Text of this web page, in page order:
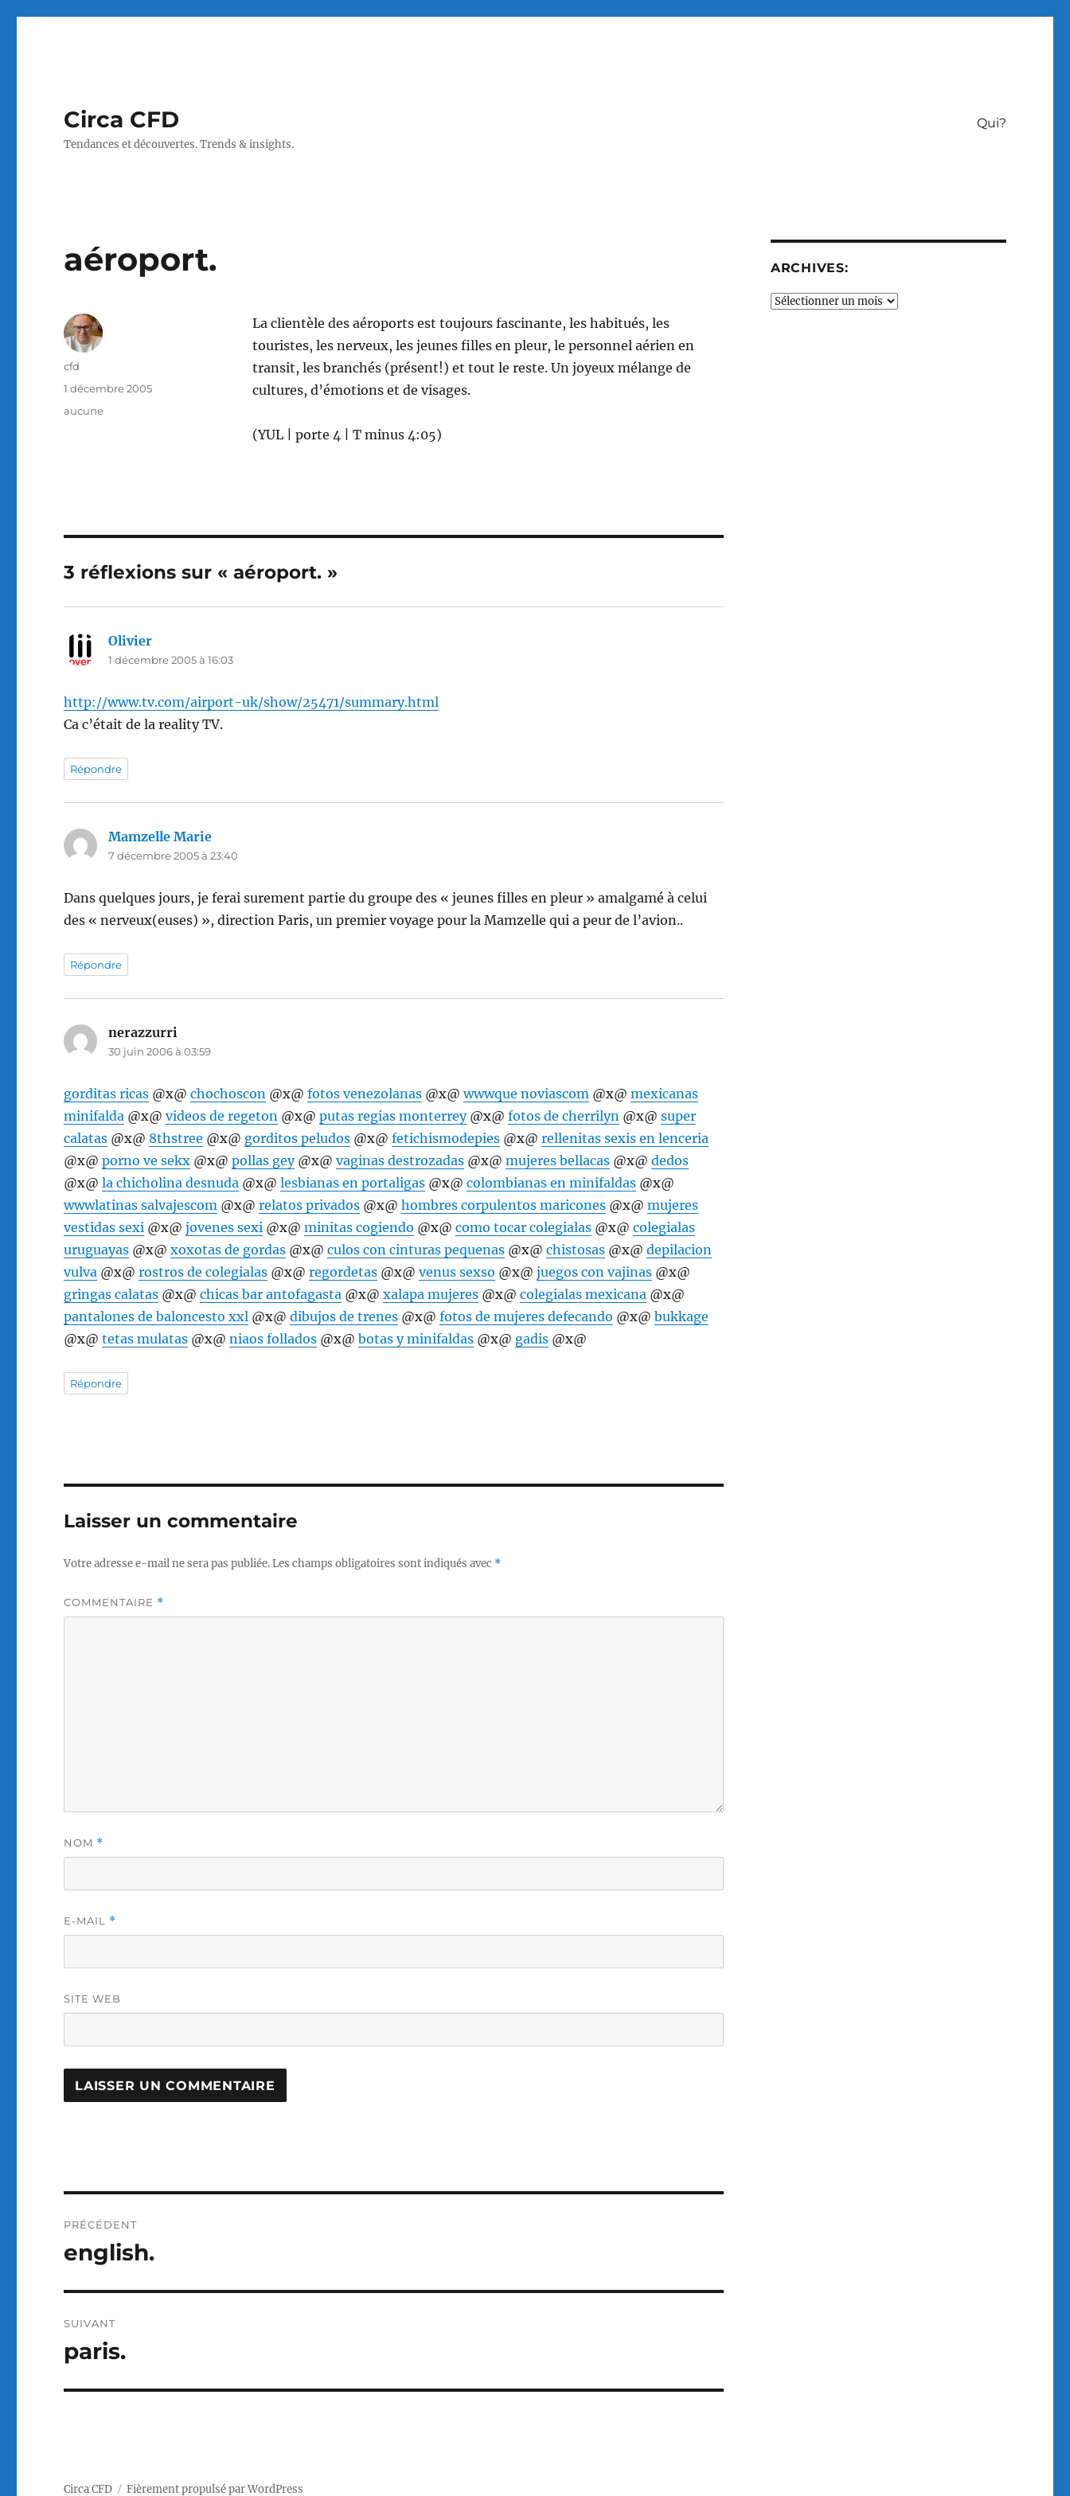
Circa CFD
Tendances et découvertes. Trends & insights.
Qui?
aéroport.
La clientèle des aéroports est toujours fascinante, les habitués, les
touristes, les nerveux, les jeunes filles en pleur, le personnel aérien en
transit, les branchés (présent!) et tout le reste. Un joyeux mélange de
cultures, d’émotions et de visages.
(YUL | porte 4 | T minus 4:05)
Auteur
cfd
Publié
1 décembre 2005
Catégories
aucune
3 réflexions sur « aéroport. »
Olivier
1 décembre 2005 à 16:03
http://www.tv.com/airport-uk/show/25471/summary.html
Ca c’était de la reality TV.
Répondre
Mamzelle Marie
7 décembre 2005 à 23:40
Dans quelques jours, je ferai surement partie du groupe des « jeunes filles en pleur » amalgamé à celui
des « nerveux(euses) », direction Paris, un premier voyage pour la Mamzelle qui a peur de l’avion..
Répondre
nerazzurri
30 juin 2006 à 03:59
gorditas ricas @x@chochoscon @x@fotos venezolanas @x@wwwque noviascom @x@mexicanas
minifalda @x@videos de regeton @x@putas regias monterrey@x@fotos de cherrilyn @x@super
calatas @x@ 8thstree @x@ gorditos peludos @x@fetichismodepies @x@rellenitas sexis en lenceria
@x@porno ve sekx @x@pollas gey@x@vaginas destrozadas @x@mujeres bellacas @x@dedos
@x@la chicholina desnuda @x@lesbianas en portaligas @x@colombianas en minifaldas @x@
wwwlatinas salvajescom @x@relatos privados @x@hombres corpulentos maricones @x@mujeres
vestidas sexi @x@jovenes sexi @x@minitas cogiendo @x@como tocar colegialas @x@colegialas
uruguayas @x@xoxotas de gordas @x@culos con cinturas pequenas @x@chistosas @x@depilacion
vulva @x@rostros de colegialas @x@regordetas @x@venus sexso @x@juegos con vajinas @x@
gringas calatas @x@chicas bar antofagasta @x@xalapa mujeres @x@colegialas mexicana @x@
pantalones de baloncesto xxl @x@dibujos de trenes @x@fotos de mujeres defecando @x@bukkage
@x@tetas mulatas @x@niaos follados @x@botas y minifaldas @x@ gadis @x@
Répondre
Laisser un commentaire
Votre adresse e-mail ne sera pas publiée.Les champs obligatoires sont indiqués avec *
COMMENTAIRE *
NOM *
E-MAIL *
SITE WEB
de
PRÉCÉDENT
Publication
english.
SUIVANT
Publication
paris.
ARCHIVES:
Archives:
Circa CFD Fièrement propulsé par WordPress